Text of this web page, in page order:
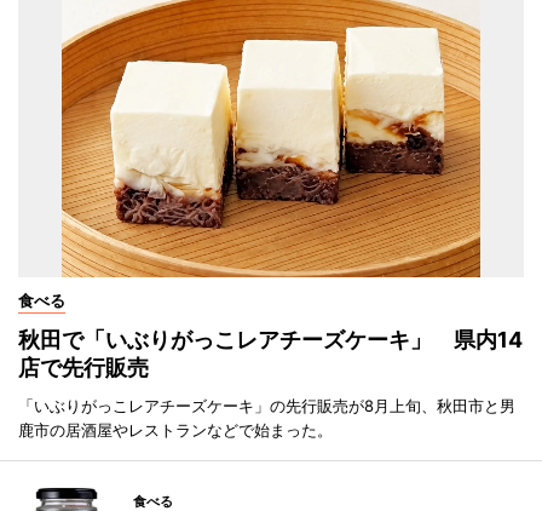
食べる
秋田で「いぶりがっこレアチーズケーキ」 県内14
店で先行販売
「いぶりがっこレアチーズケーキ」の先行販売が8月上旬、秋田市と男
鹿市の居酒屋やレストランなどで始まった。
食べる